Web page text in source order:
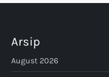
Arsip
August 2026